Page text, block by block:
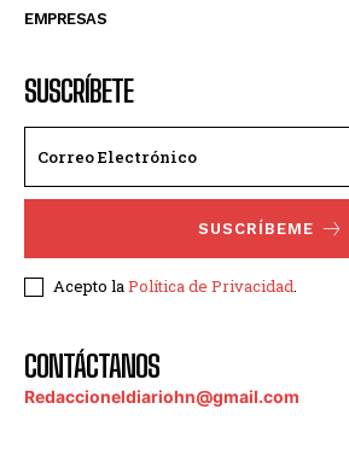
EMPRESAS
SUSCRÍBETE
SUSCRÍBEME
Acepto laPolítica de Privacidad.
CONTÁCTANOS
Redaccioneldiariohn@gmail.com